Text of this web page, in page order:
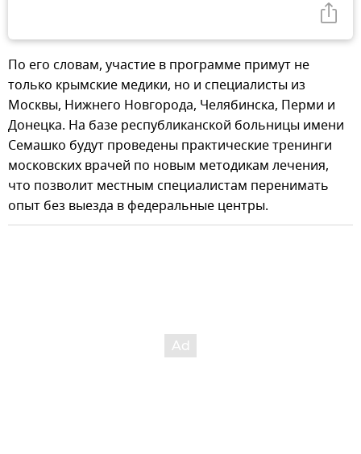
По его словам, участие в программе примут не
только крымские медики, но и специалисты из
Москвы, Нижнего Новгорода, Челябинска, Перми и
Донецка. На базе республиканской больницы имени
Семашко будут проведены практические тренинги
московских врачей по новым методикам лечения,
что позволит местным специалистам перенимать
опыт без выезда в федеральные центры.